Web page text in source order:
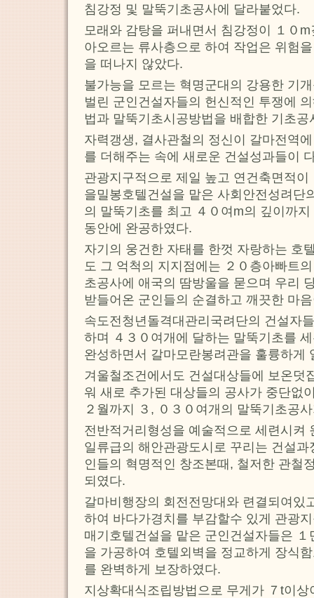
침강정 및 말뚝기초공사에 달라붙었다.
모래와 감탕을 퍼내면서 침강정이 １０
아오르는 류사층으로 하여 작업은 위험
을 떠나지 않았다.
불가능을 모르는 혁명군대의 강용한 기
벌린 군인건설자들의 헌신적인 투쟁에
법과 말뚝기초시공방법을 배합한 기초
자력갱생, 결사관철의 정신이 갈마전역
를 더해주는 속에 새로운 건설성과들이
관광지구적으로 제일 높고 연건축면적
을밀봉호텔건설을 맡은 사회안전성려단
의 말뚝기초를 최고 ４０여m의 깊이까
동안에 완공하였다.
자기의 웅건한 자태를 한껏 자랑하는 호
도 그 억척의 지지점에는 ２０층아빠트
초공사에 애국의 땀방울을 묻으며 우리
받들어온 군인들의 순결하고 깨끗한 마
속도전청년돌격대관리국려단의 건설자
하며 ４３０여개에 달하는 말뚝기초를
완성하면서 갈마모란봉려관을 훌륭하게
겨울철조건에서도 건설대상들에 보온덧
워 새로 추가된 대상들의 공사가 중단없
２월까지 ３, ０３０여개의 말뚝기초공
전반적거리형성을 예술적으로 세련시켜
일류급의 해안관광도시로 꾸리는 건설
인들의 혁명적인 창조본때, 철저한 관철
되였다.
갈마비행장의 회전전망대와 련결되여있
하여 바다가경치를 부감할수 있게 관광
매기호텔건설을 맡은 군인건설자들은
을 가공하여 호텔외벽을 정교하게 장식
를 완벽하게 보장하였다.
지상확대식조립방법으로 무게가 ７t이